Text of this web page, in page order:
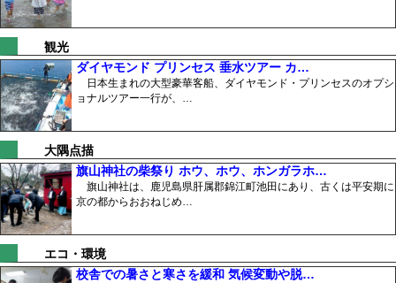
観光
ダイヤモンド プリンセス 垂水ツアー カ…
日本生まれの大型豪華客船、ダイヤモンド・プリンセスのオプシ
ョナルツアー一行が、…
大隅点描
旗山神社の柴祭り ホウ、ホウ、ホンガラホ…
旗山神社は、鹿児島県肝属郡錦江町池田にあり、古くは平安期に
京の都からおおねじめ…
エコ・環境
校舎での暑さと寒さを緩和 気候変動や脱…